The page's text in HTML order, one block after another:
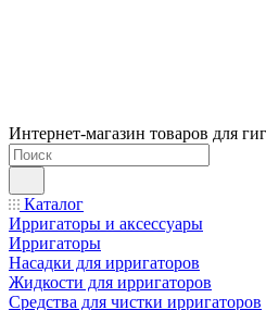
Интернет-магазин товаров для
Каталог
Ирригаторы и аксессуары
Ирригаторы
Насадки для ирригаторов
Жидкости для ирригаторов
Средства для чистки ирригаторов